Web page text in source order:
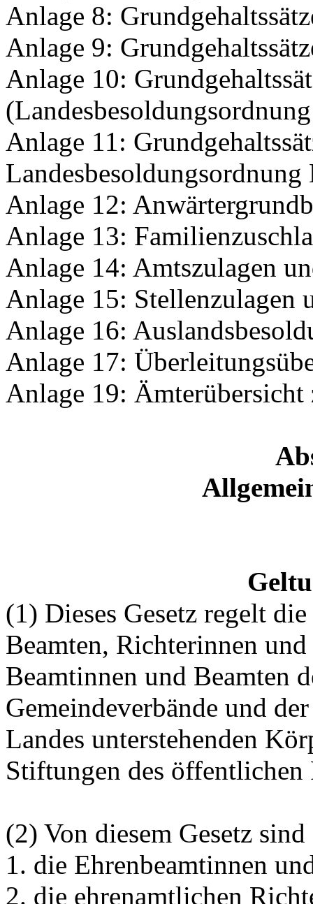
Anlage 8:
Anlage 9:
Anlage 10:
Anlage 11:
Landesbesoldungsordnung
Anlage 12:
Anlage 13:
Anlage 14: Amtszulagen
Anlage 15: Stellenzulagen
Anlage 16:
Anlage 17:
Anlage 19: Ämterübersicht
(1) Dieses Gesetz regelt
Beamten, Richterinnen
Beamtinnen und Beamten
Gemeindeverbände und
Landes unterstehenden
Stiftungen des öffentlichen
(2) Von diesem Gesetz
1. die Ehrenbeamtinnen
2. die ehrenamtlichen